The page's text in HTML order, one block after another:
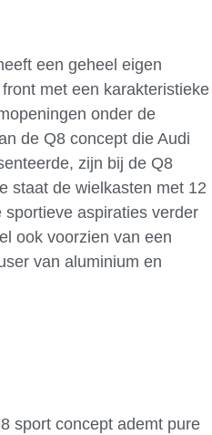
een geheel eigen
met een karakteristieke
onder de
de Q8 concept die Audi
zijn bij de Q8
staat de wielkasten met 12
aspiraties verder
ook voorzien van een
van aluminium en
sport concept ademt pure